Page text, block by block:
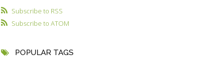
Subscribe to RSS
Subscribe to ATOM
POPULAR TAGS